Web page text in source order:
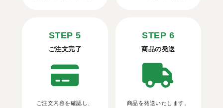
STEP 5
ご注文完了
ご注文内容を確認し、
STEP 6
商品の発送
商品を発送いたします。